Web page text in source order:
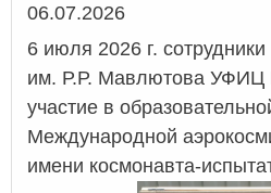
06.07.2026
6 июля 2026 г.
им. Р.Р. Мавлютова УФИЦ
участие в
Международной
имени космонавта-